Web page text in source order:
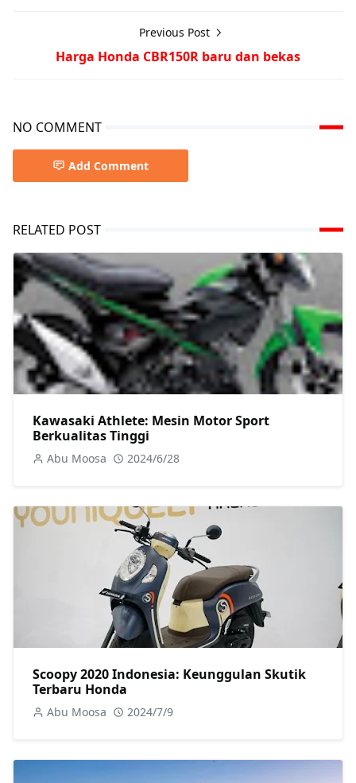
Previous Post
Harga Honda CBR150R baru dan bekas
NO COMMENT
Add Comment
RELATED POST
Kawasaki Athlete: Mesin Motor Sport
Berkualitas Tinggi
Abu Moosa 2024/6/28
Scoopy 2020 Indonesia: Keunggulan Skutik
Terbaru Honda
Abu Moosa 2024/7/9